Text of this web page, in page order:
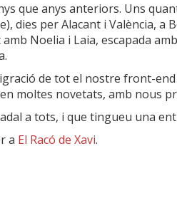
que anys anteriors. Uns
dies per Alacant i València,
Noelia i Laia, escapada
de tot el nostre front-
moltes novetats, amb
a tots, i que tingueu una
a El Racó de Xavi.